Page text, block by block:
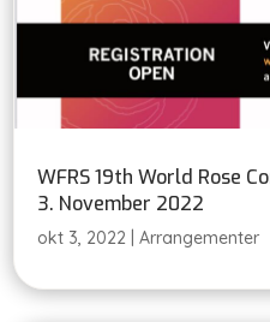
WFRS 19th World Rose
3. November 2022
okt 3, 2022 |Arrangementer